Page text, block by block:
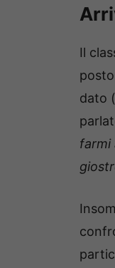
Il
dato
farmi